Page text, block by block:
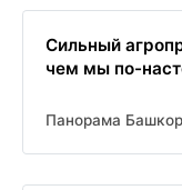
Сильный
чем мы по-
Панорама